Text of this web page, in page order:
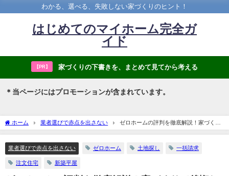
わかる、選べる、失敗しない家づくりのヒント！
はじめてのマイホーム完全ガ
イド
【PR】 家づくりの下書きを、まとめて見てから考える
＊当ページにはプロモーションが含まれています。
ホーム 業者選びで赤点を出さない
ゼロホームの評判を徹底解説！家づくり
で後悔しないための選び方
業者選びで赤点を出さない ゼロホーム 土地探し 一括請求
注文住宅 新築平屋